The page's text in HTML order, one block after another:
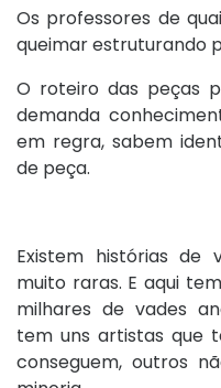
Os professores de
queimar estruturando
O roteiro das peças
demanda
em regra, sabem
de peça.
Existem histórias de
muito raras. E aqui
milhares de vades
tem uns artistas que
conseguem, outros